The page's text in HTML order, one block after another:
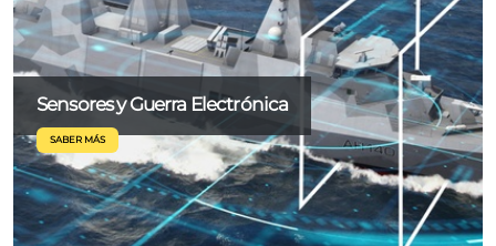
Sensores y Guerra Electrónica